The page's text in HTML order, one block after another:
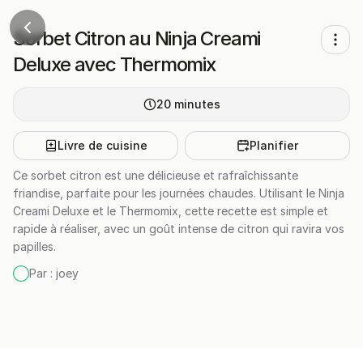
Sorbet Citron au Ninja Creami
Deluxe avec Thermomix
20 minutes
Livre de cuisine Planifier
Ce sorbet citron est une délicieuse et rafraîchissante
friandise, parfaite pour les journées chaudes. Utilisant le Ninja
Creami Deluxe et le Thermomix, cette recette est simple et
rapide à réaliser, avec un goût intense de citron qui ravira vos
papilles.
Par : joey